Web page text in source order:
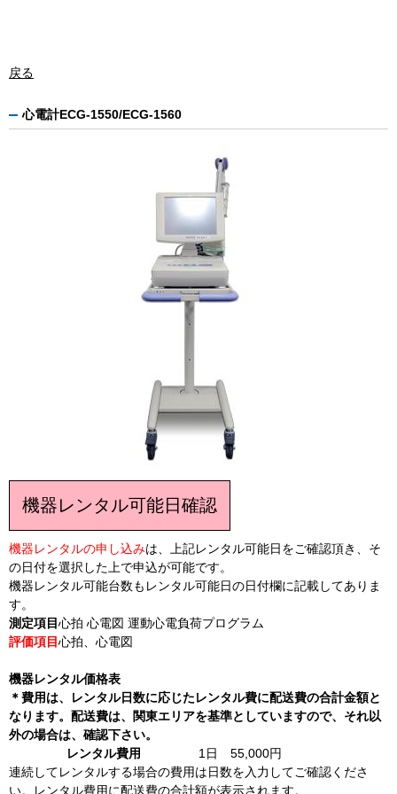
戻る
心電計ECG-1550/ECG-1560
機器レンタル可能日確認
機器レンタルの申し込みは、上記レンタル可能日をご確認頂き、そ
の日付を選択した上で申込が可能です。
機器レンタル可能台数もレンタル可能日の日付欄に記載してありま
す。
測定項目心拍 心電図 運動心電負荷プログラム
評価項目心拍、心電図
機器レンタル価格表
＊費用は、レンタル日数に応じたレンタル費に配送費の合計金額と
なります。配送費は、関東エリアを基準としていますので、それ以
外の場合は、確認下さい。
レンタル費用
1日 55,000円
連続してレンタルする場合の費用は日数を入力してご確認くださ
い。レンタル費用に配送費の合計額が表示されます。